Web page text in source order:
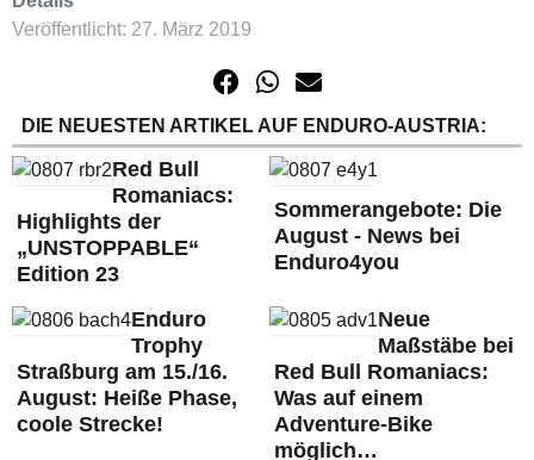
Veröffentlicht: 27. März 2019
DIE NEUESTEN ARTIKEL AUF ENDURO-AUSTRIA:
Red Bull
Romaniacs:
Highlights der
„UNSTOPPABLE“
Edition 23
Sommerangebote: Die
August - News bei
Enduro4you
Enduro
Trophy
Straßburg am 15./16.
August: Heiße Phase,
coole Strecke!
Neue
Maßstäbe bei
Red Bull Romaniacs:
Was auf einem
Adventure-Bike
möglich…